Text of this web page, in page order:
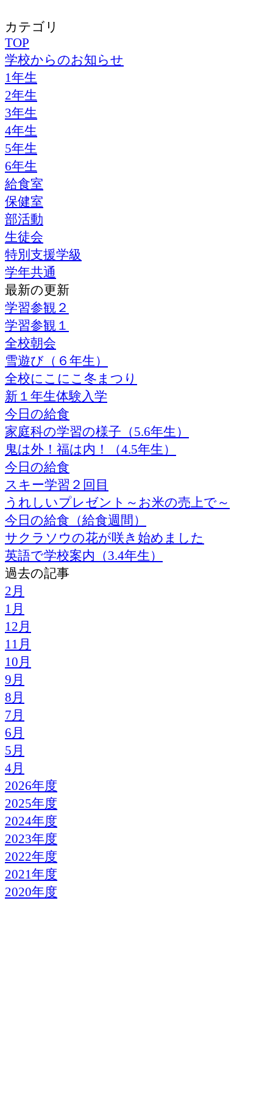
カテゴリ
TOP
学校からのお知らせ
1年生
2年生
3年生
4年生
5年生
6年生
給食室
保健室
部活動
生徒会
特別支援学級
学年共通
最新の更新
学習参観２
学習参観１
全校朝会
雪遊び（６年生）
全校にこにこ冬まつり
新１年生体験入学
今日の給食
家庭科の学習の様子（5.6年生）
鬼は外！福は内！（4.5年生）
今日の給食
スキー学習２回目
うれしいプレゼント～お米の売上で～
今日の給食（給食週間）
サクラソウの花が咲き始めました
英語で学校案内（3.4年生）
過去の記事
2月
1月
12月
11月
10月
9月
8月
7月
6月
5月
4月
2026年度
2025年度
2024年度
2023年度
2022年度
2021年度
2020年度